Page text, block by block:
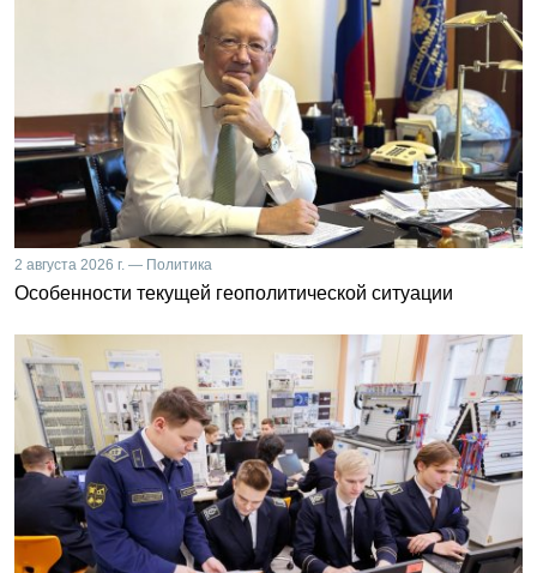
2 августа 2026 г. — Политика
Особенности текущей геополитической ситуации